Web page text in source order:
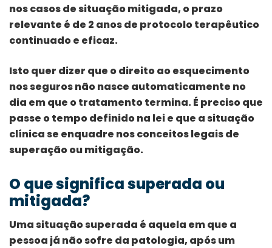
nos casos de situação mitigada, o prazo
relevante é de 2 anos de protocolo terapêutico
continuado e eficaz.
Isto quer dizer que o direito ao esquecimento
nos seguros não nasce automaticamente no
dia em que o tratamento termina. É preciso que
passe o tempo definido na lei e que a situação
clínica se enquadre nos conceitos legais de
superação ou mitigação.
O que significa superada ou
mitigada?
Uma situação superada é aquela em que a
pessoa já não sofre da patologia, após um